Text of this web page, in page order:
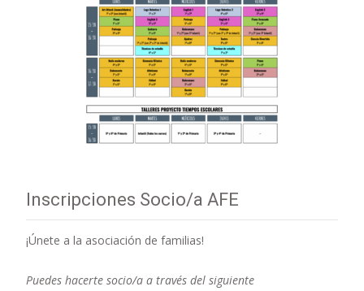
Inscripciones Socio/a AFE
¡Únete a la asociación de familias!
Puedes hacerte socio/a a través del siguiente